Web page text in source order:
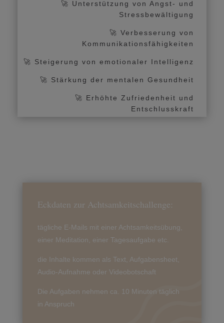
🚀 Unterstützung von Angst- und
Stressbewältigung
🚀 Verbesserung von
Kommunikationsfähigkeiten
🚀 Steigerung von emotionaler Intelligenz
🚀 Stärkung der mentalen Gesundheit
🚀 Erhöhte Zufriedenheit und
Entschlusskraft
Eckdaten zur Achtsamkeitschallenge:
tägliche E-Mails mit einer Achtsamkeitsübung,
einer Meditation, einer Tagesaufgabe etc.
die Inhalte kommen als Text, Aufgabensheet,
Audio-Aufnahme oder Videobotschaft
Die Aufgaben nehmen ca. 10 Minuten täglich
in Anspruch